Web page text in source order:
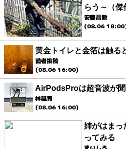
らう～（傑
安藤昌教
(08.06
黄金トイレと金箔は触る
読者投稿
(08.06 16:00)
AirPodsProは超音波が
林雄司
(08.06 16:00)
姉がはまっ
ってみる